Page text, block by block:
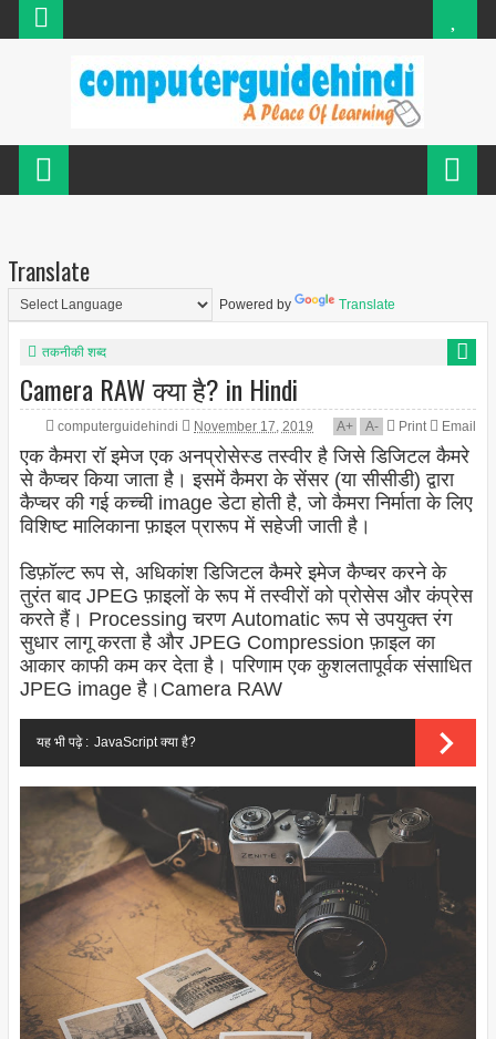
Translate
Powered by Translate
तकनीकी शब्द
Camera RAW क्या है? in Hindi
computerguidehindi November 17, 2019 A+ A- Print Email
एक कैमरा रॉ इमेज एक अनप्रोसेस्ड तस्वीर है जिसे डिजिटल कैमरे
से कैप्चर किया जाता है। इसमें कैमरा के सेंसर (या सीसीडी) द्वारा
कैप्चर की गई कच्ची image डेटा होती है, जो कैमरा निर्माता के लिए
विशिष्ट मालिकाना फ़ाइल प्रारूप में सहेजी जाती है।
डिफ़ॉल्ट रूप से, अधिकांश डिजिटल कैमरे इमेज कैप्चर करने के
तुरंत बाद JPEG फ़ाइलों के रूप में तस्वीरों को प्रोसेस और कंप्रेस
करते हैं। Processing चरण Automatic रूप से उपयुक्त रंग
सुधार लागू करता है और JPEG Compression फ़ाइल का
आकार काफी कम कर देता है। परिणाम एक कुशलतापूर्वक संसाधित
JPEG imageहै।Camera RAW
यह भी पढ़े : JavaScript क्या है?